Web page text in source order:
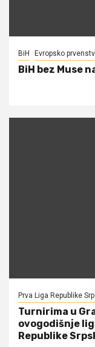
BiH Evropsko
BiH bez Muse
Prva Liga Republike
Turnirima u
ovogodišnje
Republike